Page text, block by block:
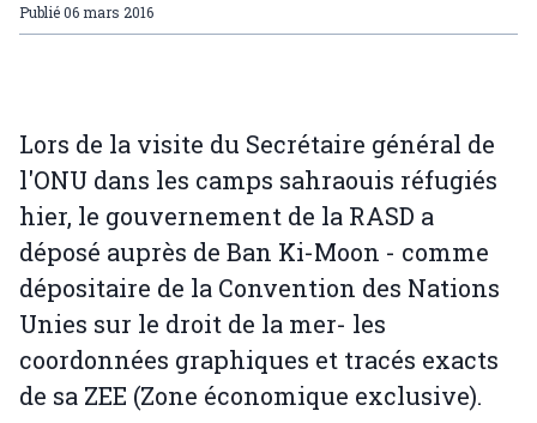
Publié06 mars 2016
Lors de la visite du Secrétaire général de
l'ONU dans les camps sahraouis réfugiés
hier, le gouvernement de la RASD a
déposé auprès de Ban Ki-Moon - comme
dépositaire de la Convention des Nations
Unies sur le droit de la mer- les
coordonnées graphiques et tracés exacts
de sa ZEE (Zone économique exclusive).